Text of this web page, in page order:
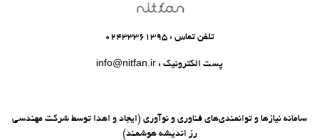
تلفن تماس : 02433361395
پست الکترونیک : info@nitfan.ir
سامانه نیازها و توانمندی‌های فناوری و نوآوری (ایجاد و اهدا توسط شركت مهندسی
رز انديشه هوشمند)